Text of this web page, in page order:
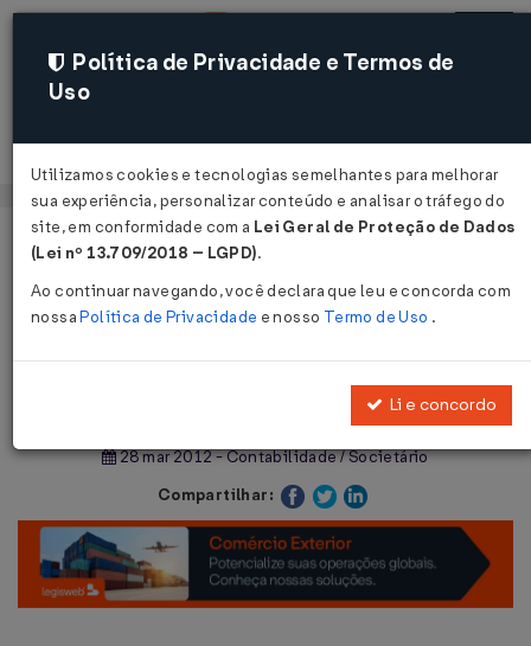
Acessar
Página Inicial
Notícias
Levando os direitos de sócio a sério
28 mar 2012 - Contabilidade / Societário
Compartilhar:
Política de Privacidade e Termos de
Uso
Utilizamos cookies e tecnologias semelhantes para melhorar
sua experiência, personalizar conteúdo e analisar o tráfego do
site, em conformidade com a Lei Geral de Proteção de Dados
(Lei nº 13.709/2018 – LGPD).
Ao continuar navegando, você declara que leu e concorda com
nossaPolítica de Privacidade e nosso Termo de Uso .
Li e concordo